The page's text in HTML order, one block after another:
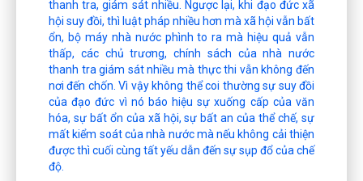
thanh tra, giám sát nhiều. Ngược lại, khi đạo đức xã
hội suy đồi, thì luật pháp nhiều hơn mà xã hội vẫn bất
ổn, bộ máy nhà nước phình to ra mà hiệu quả vẫn
thấp, các chủ trương, chính sách của nhà nước
thanh tra giám sát nhiều mà thực thi vẫn không đến
nơi đến chốn. Vì vậy không thể coi thường sự suy đồi
của đạo đức vì nó báo hiệu sự xuống cấp của văn
hóa, sự bất ổn của xã hội, sự bất an của thể chế, sự
mất kiểm soát của nhà nước mà nếu không cải thiện
được thì cuối cùng tất yếu dẫn đến sự sụp đổ của chế
độ.